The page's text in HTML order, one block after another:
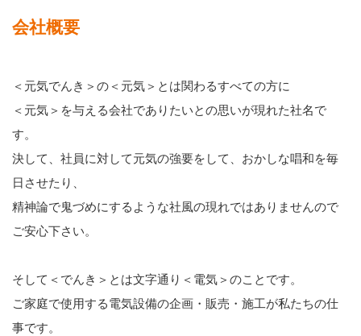
会社概要
＜元気でんき＞の＜元気＞とは関わるすべての方に
＜元気＞を与える会社でありたいとの思いが現れた社名で
す。
決して、社員に対して元気の強要をして、おかしな唱和を毎
日させたり、
精神論で鬼づめにするような社風の現れではありませんので
ご安心下さい。
そして＜でんき＞とは文字通り＜電気＞のことです。
ご家庭で使用する電気設備の企画・販売・施工が私たちの仕
事です。